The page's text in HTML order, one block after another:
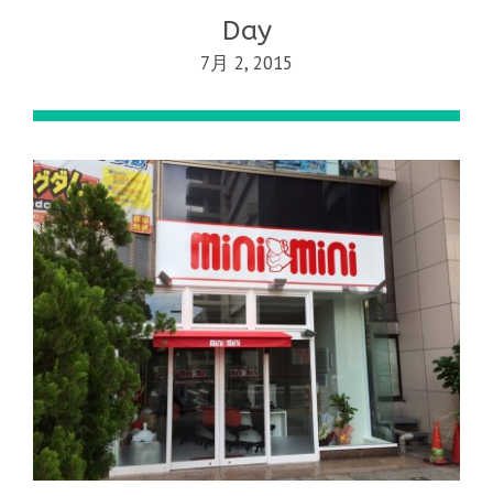
Day
7月 2, 2015